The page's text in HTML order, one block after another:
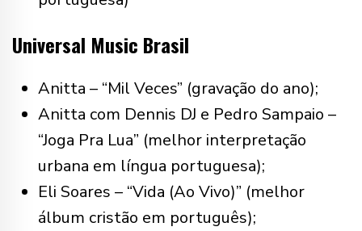
Universal Music Brasil
Anitta – “Mil Veces” (gravação do ano);
Anitta com Dennis DJ e Pedro Sampaio –
“Joga Pra Lua” (melhor interpretação
urbana em língua portuguesa);
Eli Soares – “Vida (Ao Vivo)” (melhor
álbum cristão em português);